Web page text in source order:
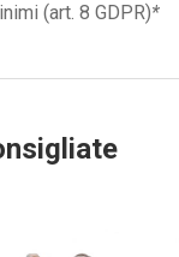
(art. 8 GDPR)*